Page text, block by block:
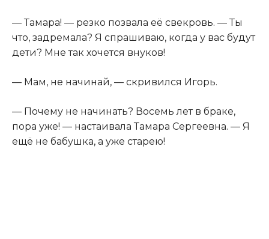
— Тамара! — резко позвала её свекровь. — Ты
что, задремала? Я спрашиваю, когда у вас будут
дети? Мне так хочется внуков!
— Мам, не начинай, — скривился Игорь.
— Почему не начинать? Восемь лет в браке,
пора уже! — настаивала Тамара Сергеевна. — Я
ещё не бабушка, а уже старею!